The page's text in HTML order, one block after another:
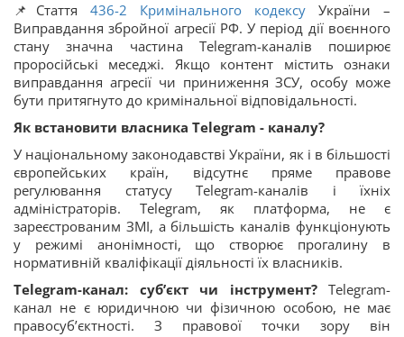
📌Стаття 436-2 Кримінального кодексу України –
Виправдання збройної агресії РФ. У період дії воєнного
стану значна частина Telegram-каналів поширює
проросійські меседжі. Якщо контент містить ознаки
виправдання агресії чи приниження ЗСУ, особу може
бути притягнуто до кримінальної відповідальності.
Як встановити власника Telegram - каналу?
У національному законодавстві України, як і в більшості
європейських країн, відсутнє пряме правове
регулювання статусу Telegram-каналів і їхніх
адміністраторів. Telegram, як платформа, не є
зареєстрованим ЗМІ, а більшість каналів функціонують
у режимі анонімності, що створює прогалину в
нормативній кваліфікації діяльності їх власників.
Telegram-канал: суб’єкт чи інструмент? Telegram-
канал не є юридичною чи фізичною особою, не має
правосуб’єктності. З правової точки зору він